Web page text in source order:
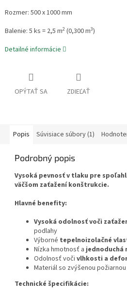
Rozmer: 500 x 1000 mm
Balenie: 5 ks = 2,5 m2 (0,300 m3)
Detailné informácie
OPÝTAŤ SA ZDIEĽAŤ
Popis Súvisiace súbory (1)
Podrobný popis
Vysoká pevnosť v tlaku pre
väčšom zaťažení konštrukcie.
Hlavné benefity:
Vysoká odolnosť voči
podlahy
Výborné tepelnoizolačné
Nízka hmotnosť ajednoduchá
Odolnosť voči vlhkosti a
Materiál so zvýšenou
Technické špecifikácie: